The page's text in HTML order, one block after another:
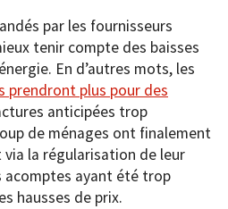
par les fournisseurs
tenir compte des baisses
En d’autres mots, les
prendront plus pour des
anticipées trop
de ménages ont finalement
via la régularisation de leur
acomptes ayant été trop
hausses de prix.